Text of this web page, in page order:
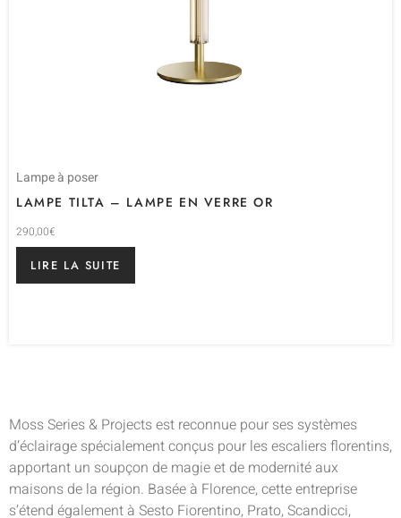
Lampe à poser
LAMPE TILTA – LAMPE EN VERRE OR
290,00€
LIRE LA SUITE
Moss Series & Projects est reconnue pour ses systèmes
d’éclairage spécialement conçus pour les escaliers florentins,
apportant un soupçon de magie et de modernité aux
maisons de la région. Basée à Florence, cette entreprise
s’étend également à Sesto Fiorentino, Prato, Scandicci,